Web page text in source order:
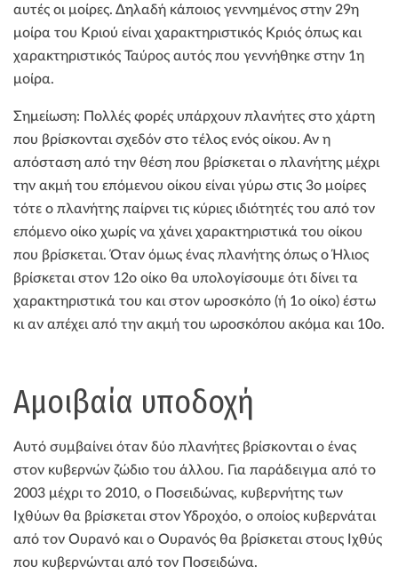
αυτές οι μοίρες. Δηλαδή κάποιος γεννημένος στην 29η
μοίρα του Κριού είναι χαρακτηριστικός Κριός όπως και
χαρακτηριστικός Ταύρος αυτός που γεννήθηκε στην 1η
μοίρα.
Σημείωση: Πολλές φορές υπάρχουν πλανήτες στο χάρτη
που βρίσκονται σχεδόν στο τέλος ενός οίκου. Αν η
απόσταση από την θέση που βρίσκεται ο πλανήτης μέχρι
την ακμή του επόμενου οίκου είναι γύρω στις 3ο μοίρες
τότε ο πλανήτης παίρνει τις κύριες ιδιότητές του από τον
επόμενο οίκο χωρίς να χάνει χαρακτηριστικά του οίκου
που βρίσκεται. Όταν όμως ένας πλανήτης όπως ο Ήλιος
βρίσκεται στον 12ο οίκο θα υπολογίσουμε ότι δίνει τα
χαρακτηριστικά του και στον ωροσκόπο (ή 1ο οίκο) έστω
κι αν απέχει από την ακμή του ωροσκόπου ακόμα και 10ο.
Αμοιβαία υποδοχή
Αυτό συμβαίνει όταν δύο πλανήτες βρίσκονται ο ένας
στον κυβερνών ζώδιο του άλλου. Για παράδειγμα από το
2003 μέχρι το 2010, ο Ποσειδώνας, κυβερνήτης των
Ιχθύων θα βρίσκεται στον Υδροχόο, ο οποίος κυβερνάται
από τον Ουρανό και ο Ουρανός θα βρίσκεται στους Ιχθύς
που κυβερνώνται από τον Ποσειδώνα.